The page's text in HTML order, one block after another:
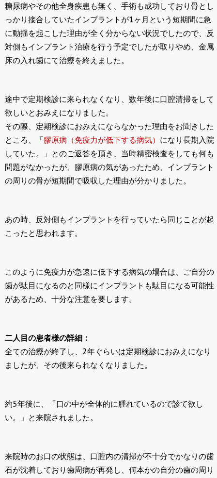
糖尿病やその他全身疾患も無く、手術も成功しており骨とし
っかり接合していたインプラントが1ヶ月という短期間に急
に動揺を起こした理由が全く分からない状況でしたので、反
対側もインプラント治療を行う予定でしたが取りやめ、金属
床の入れ歯にて治療を終えました。
途中で定期検診に来られなくなり、数年後に口腔清掃をして
欲しいとおみえになりました。
その際、定期検診におみえにならなかった理由をお聞きした
ところ、「膠原病（免疫力が低下する病気） になり長期入院
していた。」とのご返答を頂き、当時精密検査をしても何も
問題がなかったが、膠原病の気があったため、インプラント
の周りの骨が短期間で吸収した理由が分かりました。
あの時、反対側もインプラントを行っていたら同じことが起
こったと思われます。
このように免疫力が急速に低下する病気の場合は、ご自分の
歯が駄目になるのと同様にインプラントも駄目になる可能性
があるため、十分な注意を要します。
二人目の患者様の詳細：
全ての治療が終了し、2年ぐらいは定期検診におみえになり
ましたが、その後来られなくなりました。
約5年後に、「口の中が全体的に腫れているので診て欲し
い。」と来院されました。
来院時のお口の状態は、口腔内の清掃が不十分でかなりの歯
石が沈着しており歯周病が再発し、何本かの自分の歯の周り